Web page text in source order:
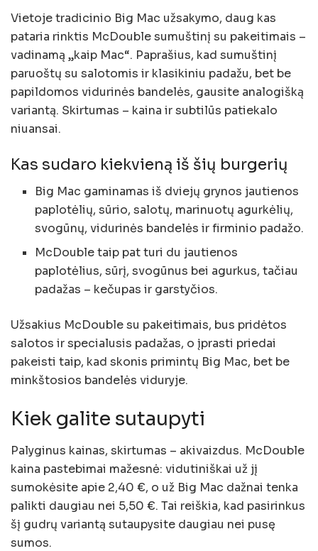
Vietoje tradicinio Big Mac užsakymo, daug kas
pataria rinktis McDouble sumuštinį su pakeitimais –
vadinamą „kaip Mac“. Paprašius, kad sumuštinį
paruoštų su salotomis ir klasikiniu padažu, bet be
papildomos vidurinės bandelės, gausite analogišką
variantą. Skirtumas – kaina ir subtilūs patiekalo
niuansai.
Kas sudaro kiekvieną iš šių burgerių
Big Mac gaminamas iš dviejų grynos jautienos
paplotėlių, sūrio, salotų, marinuotų agurkėlių,
svogūnų, vidurinės bandelės ir firminio padažo.
McDouble taip pat turi du jautienos
paplotėlius, sūrį, svogūnus bei agurkus, tačiau
padažas – kečupas ir garstyčios.
Užsakius McDouble su pakeitimais, bus pridėtos
salotos ir specialusis padažas, o įprasti priedai
pakeisti taip, kad skonis primintų Big Mac, bet be
minkštosios bandelės viduryje.
Kiek galite sutaupyti
Palyginus kainas, skirtumas – akivaizdus. McDouble
kaina pastebimai mažesnė: vidutiniškai už jį
sumokėsite apie 2,40 €, o už Big Mac dažnai tenka
palikti daugiau nei 5,50 €. Tai reiškia, kad pasirinkus
šį gudrų variantą sutaupysite daugiau nei pusę
sumos.